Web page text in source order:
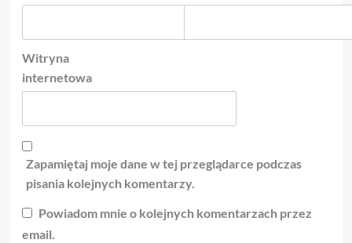
Witryna
internetowa
Zapamiętaj moje dane w tej przeglądarce podczas
pisania kolejnych komentarzy.
Powiadom mnie o kolejnych komentarzach przez
email.